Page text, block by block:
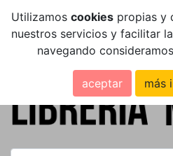
Utilizamos cookies propias y
nuestros servicios y facilitar
navegando
aceptar más